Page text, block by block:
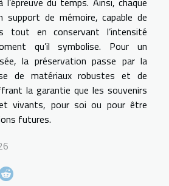
support de mémoire, capable de
tout en conservant l’intensité
qu’il symbolise. Pour un
la préservation passe par la
de matériaux robustes et de
la garantie que les souvenirs
vivants, pour soi ou pour être
futures.